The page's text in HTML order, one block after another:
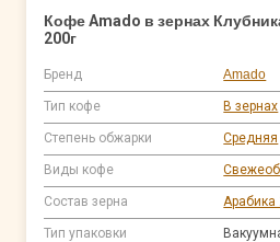
Кофе Amado в зернах
200г
Бренд Amado
Тип кофе В зернах
Степень обжарки Средняя
Виды кофе
Состав зерна Арабика
Тип упаковки